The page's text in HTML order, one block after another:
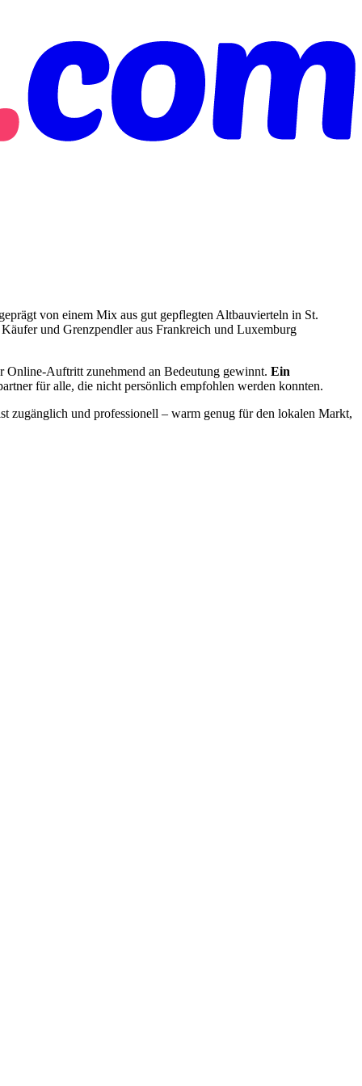
von einem Mix aus gut gepflegten Altbauvierteln in St.
und Grenzpendler aus Frankreich und Luxemburg
Online-Auftritt zunehmend an Bedeutung gewinnt. Ein
für alle, die nicht persönlich empfohlen werden konnten.
zugänglich und professionell – warm genug für den lokalen Markt,